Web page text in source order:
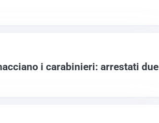
i carabinieri: arrestati due